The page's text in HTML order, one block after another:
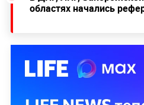
областях начались